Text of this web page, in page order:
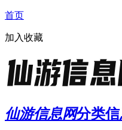
首页
加入收藏
仙游信息网分类